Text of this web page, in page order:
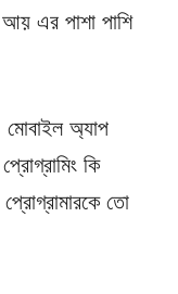
আয় এর পাশা পাশি
অ্যাপ
কি
তো